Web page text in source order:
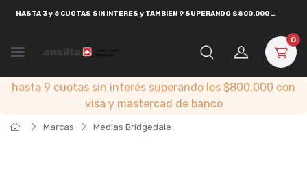
HASTA 3 y 6 CUOTAS SIN INTERES y TAMBIEN 9 SUPERANDO $800.000 CON
0
hasta 9 cuotas sin interés superando los $800.000 con
visa y mastercad de banco
Marcas Medias Bridgedale